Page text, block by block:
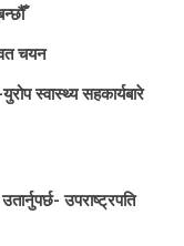
चयन
स्वास्थ्य सहकार्यबारे
उपराष्ट्रपति